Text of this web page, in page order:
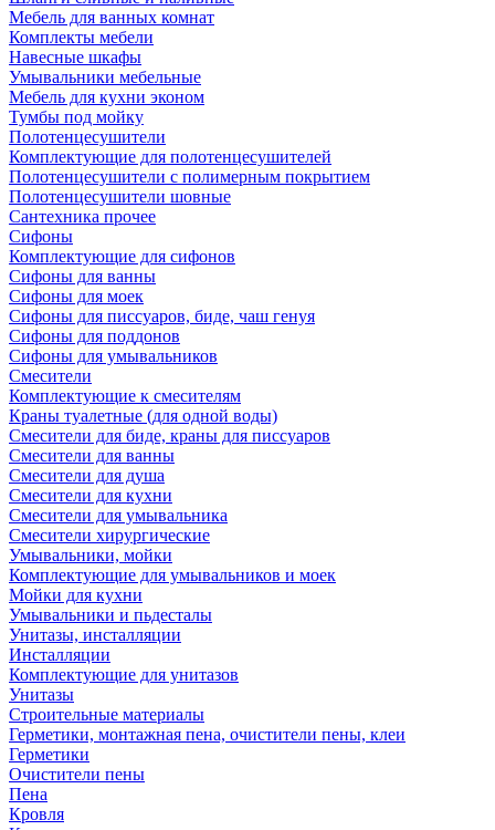
Мебель для ванных комнат
Комплекты мебели
Навесные шкафы
Умывальники мебельные
Мебель для кухни эконом
Тумбы под мойку
Полотенцесушители
Комплектующие для полотенцесушителей
Полотенцесушители с полимерным покрытием
Полотенцесушители шовные
Сантехника прочее
Сифоны
Комплектующие для сифонов
Сифоны для ванны
Сифоны для моек
Сифоны для писсуаров, биде, чаш генуя
Сифоны для поддонов
Сифоны для умывальников
Смесители
Комплектующие к смесителям
Краны туалетные (для одной воды)
Смесители для биде, краны для писсуаров
Смесители для ванны
Смесители для душа
Смесители для кухни
Смесители для умывальника
Смесители хирургические
Умывальники, мойки
Комплектующие для умывальников и моек
Мойки для кухни
Умывальники и пьдесталы
Унитазы, инсталляции
Инсталляции
Комплектующие для унитазов
Унитазы
Строительные материалы
Герметики, монтажная пена, очистители пены, клеи
Герметики
Очистители пены
Пена
Кровля